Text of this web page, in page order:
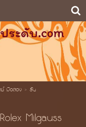
ระดับ.com
ซ์ มือสอง> รับ
Milgauss